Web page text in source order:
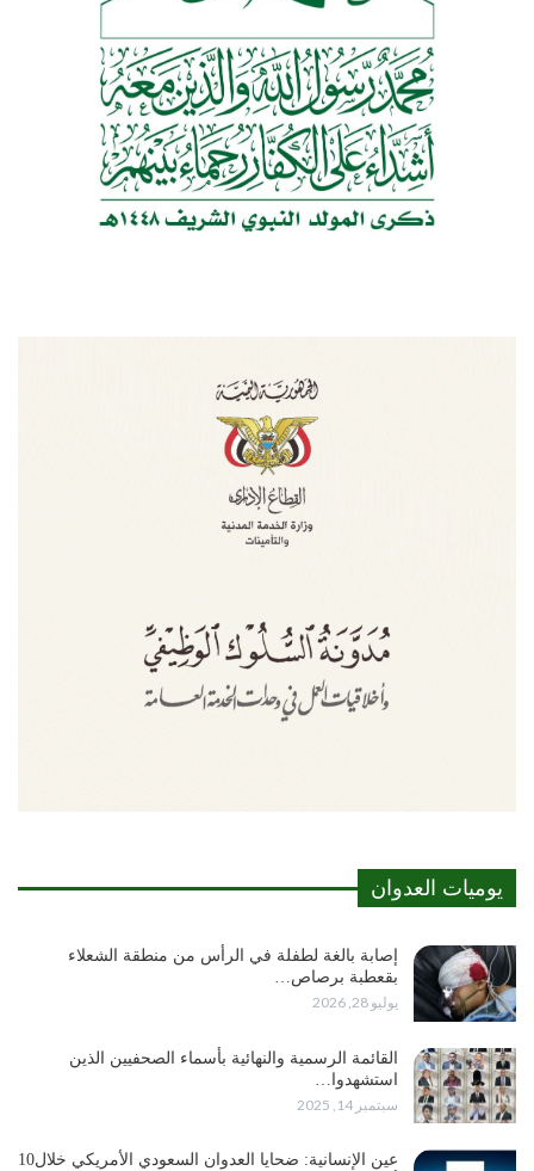
يوميات العدوان
إصابة بالغة لطفلة في الرأس من منطقة الشعلاء
بقعطبة برصاص…
يوليو 28, 2026
القائمة الرسمية والنهائية بأسماء الصحفيين الذين
استشهدوا…
سبتمبر 14, 2025
عين الإنسانية: ضحايا العدوان السعودي الأمريكي خلال10